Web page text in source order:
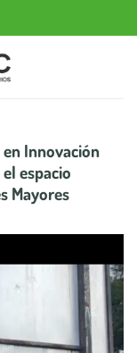
Innovación
espacio
Mayores